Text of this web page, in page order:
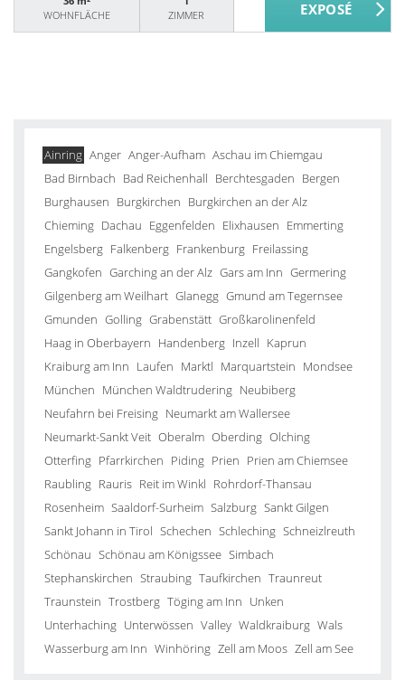
WOHNFLÄCHE
ZIMMER
Ainring Anger Anger-Aufham Aschau im Chiemgau
Bad Birnbach Bad Reichenhall Berchtesgaden Bergen
Burghausen Burgkirchen Burgkirchen an der Alz
Chieming Dachau Eggenfelden Elixhausen Emmerting
Engelsberg Falkenberg Frankenburg Freilassing
Gangkofen Garching an der Alz Gars am Inn Germering
Gilgenberg am Weilhart Glanegg Gmund am Tegernsee
Gmunden Golling Grabenstätt Großkarolinenfeld
Haag in Oberbayern Handenberg Inzell Kaprun
Kraiburg am Inn Laufen Marktl Marquartstein Mondsee
München München Waldtrudering Neubiberg
Neufahrn bei Freising Neumarkt am Wallersee
Neumarkt-Sankt Veit Oberalm Oberding Olching
Otterfing Pfarrkirchen Piding Prien Prien am Chiemsee
Raubling Rauris Reit im Winkl Rohrdorf-Thansau
Rosenheim Saaldorf-Surheim Salzburg Sankt Gilgen
Sankt Johann in Tirol Schechen Schleching Schneizlreuth
Schönau Schönau am Königssee Simbach
Stephanskirchen Straubing Taufkirchen Traunreut
Traunstein Trostberg Töging am Inn Unken
Unterhaching Unterwössen Valley Waldkraiburg Wals
Wasserburg am Inn Winhöring Zell am Moos Zell am See